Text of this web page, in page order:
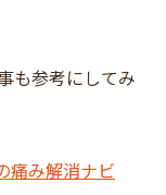
も参考にしてみ
痛み解消ナビ